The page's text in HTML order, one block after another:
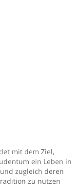
mit dem Ziel,
ein Leben in
zugleich deren
zu nutzen